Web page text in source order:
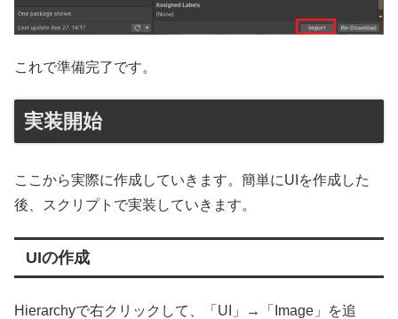
これで準備完了です。
実装開始
ここから実際に作成していきます。簡単にUIを作成した
後、スクリプトで実装していきます。
UIの作成
Hierarchyで右クリックして、「UI」→「Image」を追